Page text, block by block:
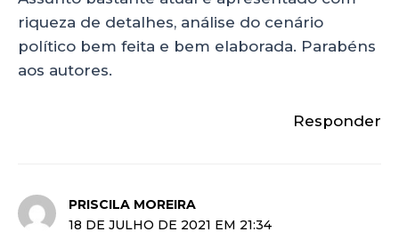
riqueza de detalhes, análise do cenário
político bem feita e bem elaborada. Parabéns
aos autores.
Responder
PRISCILA MOREIRA
18 DE JULHO DE 2021 EM 21:34